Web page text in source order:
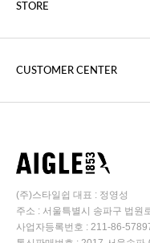
STORE
CUSTOMER CENTER
(주)스타일쉽 대표 : 정영성
주소 : 서울특별시 송파구 법원
사업자등록번호 : 211-86-